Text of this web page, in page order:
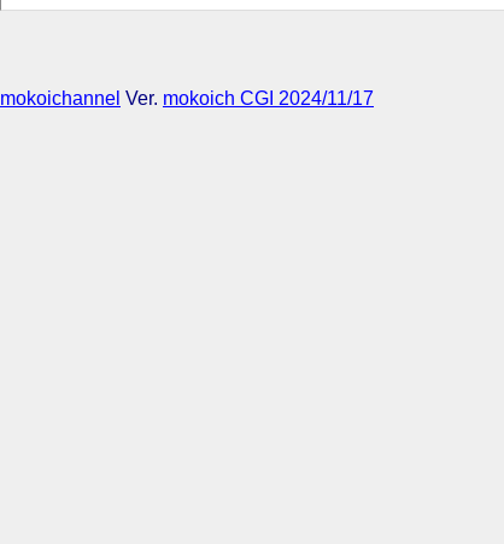
mokoichannel Ver. mokoich CGI 2024/11/17